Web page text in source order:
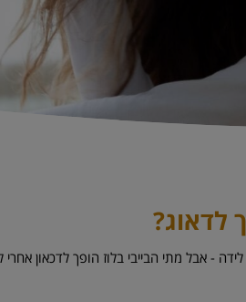
לדאוג?
- אבל מתי הבייבי בלוז הופך לדכאון אחרי